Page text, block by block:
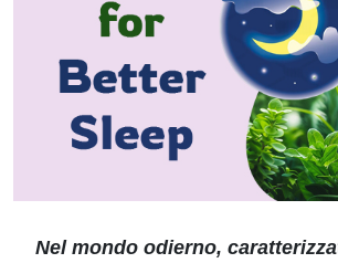
Nel mondo odierno,